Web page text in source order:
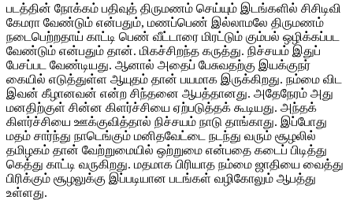
படத்தின் நோக்கம் பதிவுத் திருமணம் செய்யும் இடங்களில் சிசிடிவி
கேமரா வேண்டும் என்பதும், மணப்பெண் இல்லாமலே திருமணம்
நடைபெற்றதாய் காட்டி பெண் வீட்டாரை மிரட்டும் கும்பல் ஒழிக்கப்பட
வேண்டும் என்பதும் தான். மிகச்சிறந்த கருத்து. நிச்சயம் இதுப்
பேசப்பட வேண்டியது. ஆனால் அதைப் பேசுவதற்கு இயக்குநர்
கையில் எடுத்துள்ள ஆயுதம் தான் பயமாக இருக்கிறது. நம்மை விட
இவன் கீழானவன் என்ற சிந்தனை ஆபத்தானது. அதேநேரம் அது
மனதிற்குள் சின்ன கிளர்ச்சியை ஏற்படுத்தக் கூடியது. அந்தக்
கிளர்ச்சியை ஊக்குவித்தால் நிச்சயம் நாடு தாங்காது. இப்போது
மதம் சார்ந்து நாடெங்கும் மனிதவேட்டை நடந்து வரும் சூழலில்
தமிழகம் தான் வேற்றுமையில் ஒற்றுமை என்பதை கடைப் பிடித்து
கெத்து காட்டி வருகிறது. மதமாக பிரியாத நம்மை ஜாதியை வைத்து
பிரிக்கும் சூழலுக்கு இப்படியான படங்கள் வழிகோலும் ஆபத்து
உள்ளது.